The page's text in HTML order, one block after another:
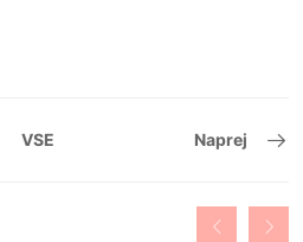
VSE Naprej